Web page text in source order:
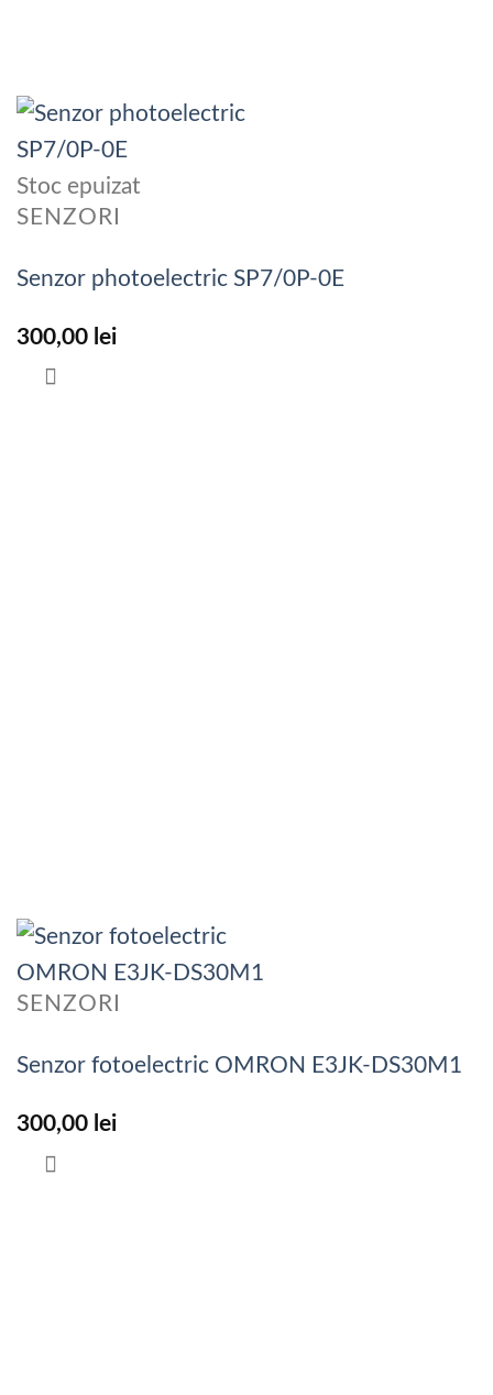
Stoc epuizat
SENZORI
Senzor photoelectric SP7/0P-0E
300,00 lei
SENZORI
Senzor fotoelectric OMRON E3JK-DS30M1
300,00 lei